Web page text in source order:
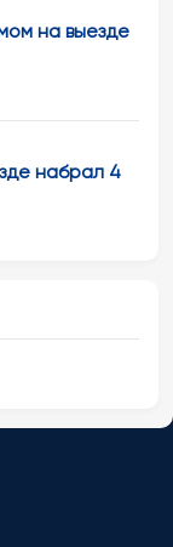
на выезде
набрал 4